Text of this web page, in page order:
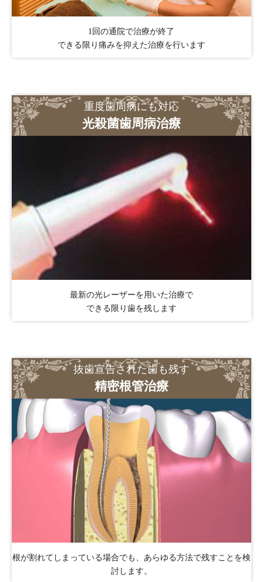
1回の通院で治療が終了
できる限り痛みを抑えた治療を行います
重度歯周病にも対応
光殺菌歯周病治療
最新の光レーザーを用いた治療で
できる限り歯を残します
抜歯宣告された歯も残す
精密根管治療
根が割れてしまっている場合でも、あらゆる方法で残すことを検
討します。